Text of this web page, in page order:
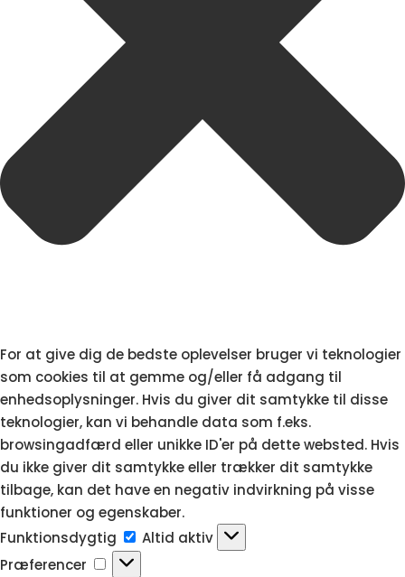
For at give dig de bedste oplevelser bruger vi teknologier
som cookies til at gemme og/eller få adgang til
enhedsoplysninger. Hvis du giver dit samtykke til disse
teknologier, kan vi behandle data som f.eks.
browsingadfærd eller unikke ID'er på dette websted. Hvis
du ikke giver dit samtykke eller trækker dit samtykke
tilbage, kan det have en negativ indvirkning på visse
funktioner og egenskaber.
Funktionsdygtig
Funktionsdygtig
Altid aktiv
Præferencer
Præferencer